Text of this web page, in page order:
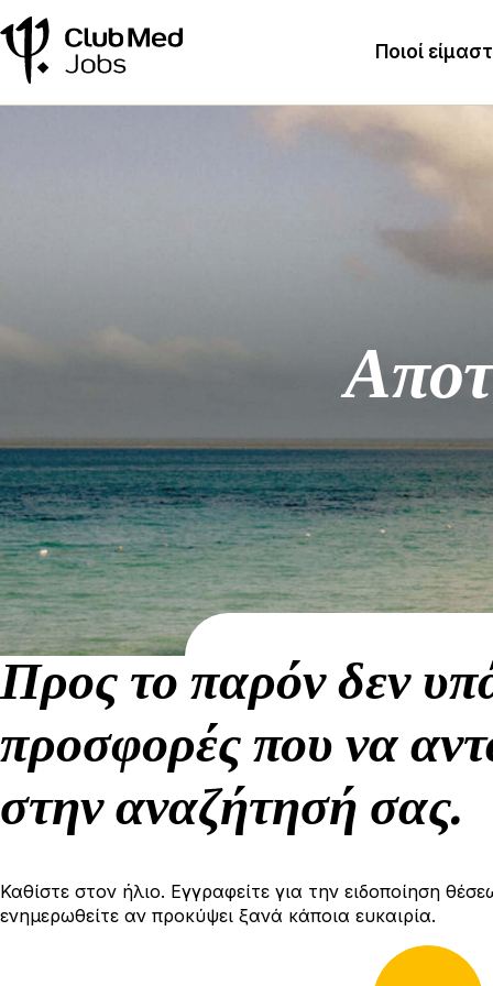
Ποιοί
Προς το παρόν δεν
προσφορές που να
στην αναζήτησή σας.
Καθίστε στον ήλιο. Εγγραφείτε για την ειδοποίηση
ενημερωθείτε αν προκύψει ξανά κάποια ευκαιρία.